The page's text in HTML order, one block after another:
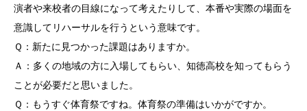
演者や来校者の目線になって考えたりして、本番や実際の場面を
意識してリハーサルを行うという意味です。
Ｑ：新たに見つかった課題はありますか。
Ａ：多くの地域の方に入場してもらい、知徳高校を知ってもらう
ことが必要だと思いました。
Ｑ：もうすぐ体育祭ですね。体育祭の準備はいかがですか。